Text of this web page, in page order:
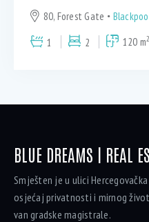
80, Forest Gate
1
2 120 m2
BLUE DREAMS | REAL
Smješten je u ulici Hercegovačka
osjećaj privatnosti i mirnog
van gradske magistrale.